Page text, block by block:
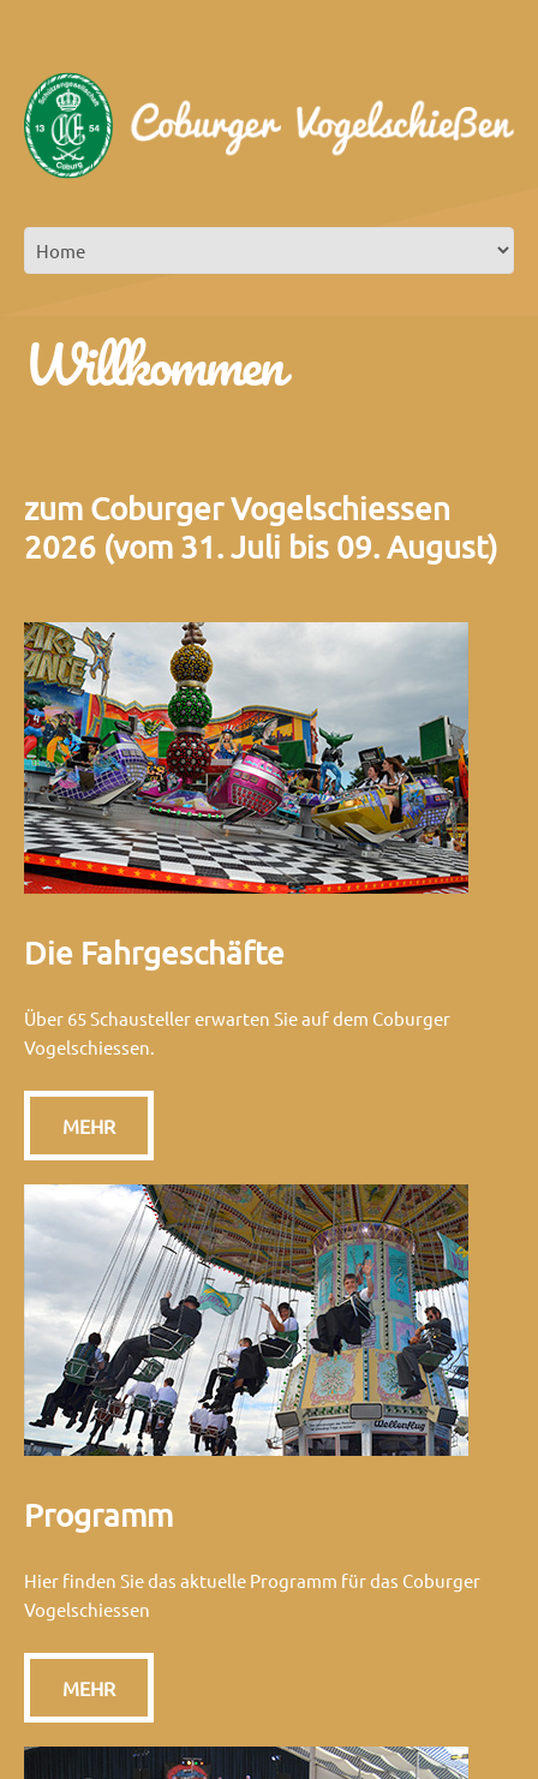
Willkommen
zum Coburger Vogelschiessen
2026 (vom 31. Juli bis 09. August)
Die Fahrgeschäfte
Über 65 Schausteller erwarten Sie auf dem Coburger
Vogelschiessen.
MEHR
Programm
Hier finden Sie das aktuelle Programm für das Coburger
Vogelschiessen
MEHR